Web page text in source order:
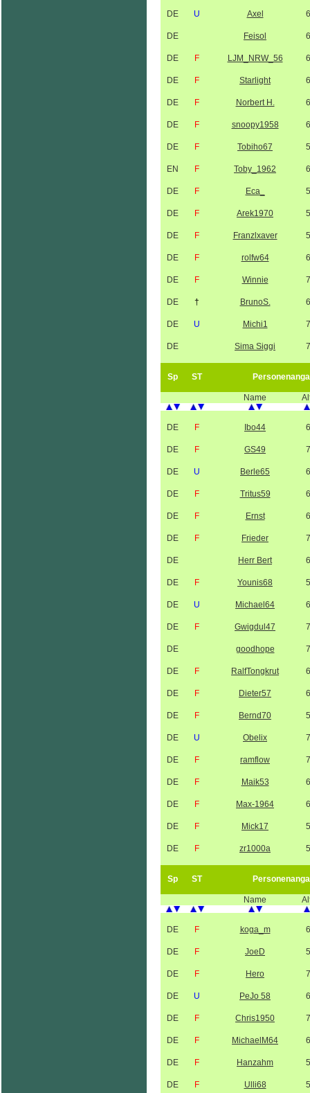
DE U Axel
DE Feisol
DE F LJM_NRW_56
DE F Starlight
DE F Norbert H.
DE F snoopy1958
DE F Tobiho67
EN F Toby_1962
DE F Eca_
DE F Arek1970
DE F Franzlxaver
DE F rolfw64
DE F Winnie
DE † BrunoS.
DE U Michi1
DE Sima Siggi
Sp ST
Name
DE F Ibo44
DE F GS49
DE U Berle65
DE F Tritus59
DE F Ernst
DE F Frieder
DE Herr Bert
DE F Younis68
DE U Michael64
DE F Gwigdul47
DE goodhope
DE F RalfTongkrut
DE F Dieter57
DE F Bernd70
DE U Obelix
DE F ramflow
DE F Maik53
DE F Max-1964
DE F Mick17
DE F zr1000a
Sp ST
Name
DE F koga_m
DE F JoeD
DE F Hero
DE U PeJo 58
DE F Chris1950
DE F MichaelM64
DE F Hanzahm
DE F Ulli68